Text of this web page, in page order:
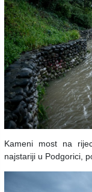
Kameni most na
najstariji u Podgorici,